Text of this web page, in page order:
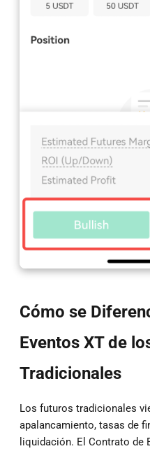
Cómo se
Eventos XT de
Tradicionales
Los futuros tradicionales
apalancamiento, tasas de
liquidación. El Contrato de